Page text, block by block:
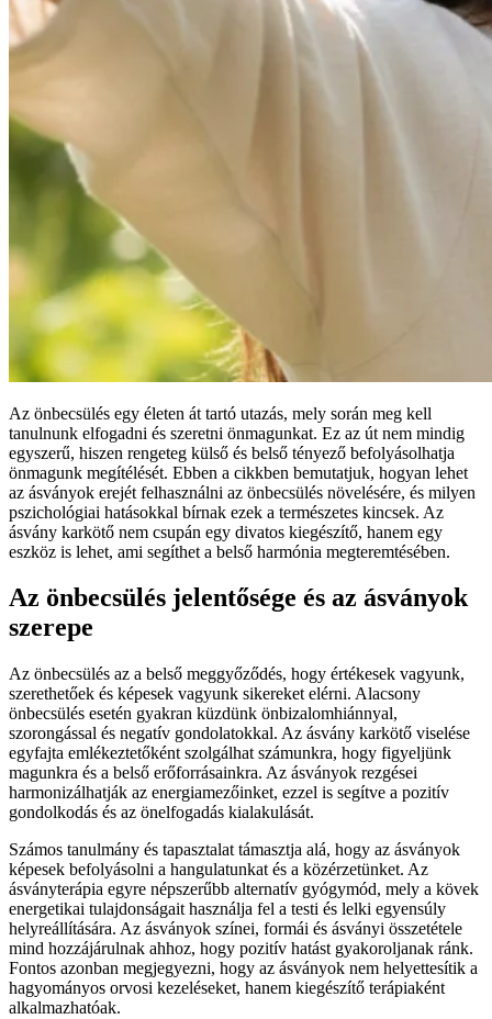
Az önbecsülés egy életen át tartó utazás, mely során meg kell
tanulnunk elfogadni és szeretni önmagunkat. Ez az út nem mindig
egyszerű, hiszen rengeteg külső és belső tényező befolyásolhatja
önmagunk megítélését. Ebben a cikkben bemutatjuk, hogyan lehet
az ásványok erejét felhasználni az önbecsülés növelésére, és milyen
pszichológiai hatásokkal bírnak ezek a természetes kincsek. Az
ásvány karkötő nem csupán egy divatos kiegészítő, hanem egy
eszköz is lehet, ami segíthet a belső harmónia megteremtésében.
Az önbecsülés jelentősége és az ásványok
szerepe
Az önbecsülés az a belső meggyőződés, hogy értékesek vagyunk,
szerethetőek és képesek vagyunk sikereket elérni. Alacsony
önbecsülés esetén gyakran küzdünk önbizalomhiánnyal,
szorongással és negatív gondolatokkal. Az ásvány karkötő viselése
egyfajta emlékeztetőként szolgálhat számunkra, hogy figyeljünk
magunkra és a belső erőforrásainkra. Az ásványok rezgései
harmonizálhatják az energiamezőinket, ezzel is segítve a pozitív
gondolkodás és az önelfogadás kialakulását.
Számos tanulmány és tapasztalat támasztja alá, hogy az ásványok
képesek befolyásolni a hangulatunkat és a közérzetünket. Az
ásványterápia egyre népszerűbb alternatív gyógymód, mely a kövek
energetikai tulajdonságait használja fel a testi és lelki egyensúly
helyreállítására. Az ásványok színei, formái és ásványi összetétele
mind hozzájárulnak ahhoz, hogy pozitív hatást gyakoroljanak ránk.
Fontos azonban megjegyezni, hogy az ásványok nem helyettesítik a
hagyományos orvosi kezeléseket, hanem kiegészítő terápiaként
alkalmazhatóak.